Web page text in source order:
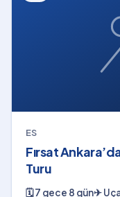
ES
Fırsat
Turu
🗓7 gece 8 gün✈